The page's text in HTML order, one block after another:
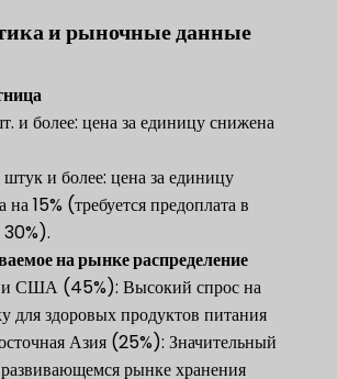
и рыночные данные
и более: цена за единицу снижена
и более: цена за единицу
на 15% (требуется предоплата в
30%).
на рынке распределение​
и США (45%): Высокий спрос на
для здоровых продуктов питания
Азия (25%): Значительный
рынке хранения